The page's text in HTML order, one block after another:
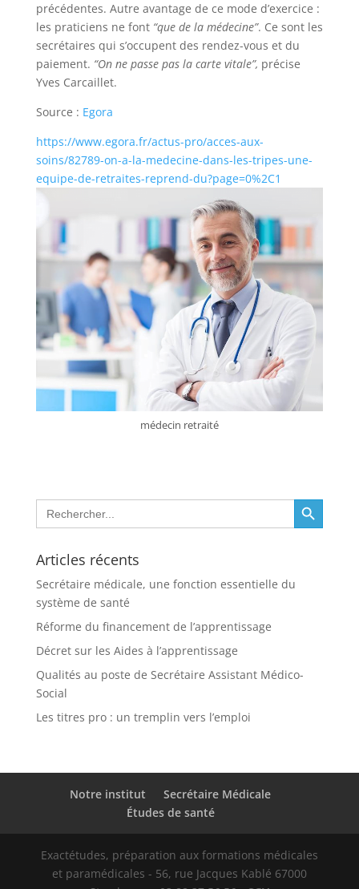
précédentes. Autre avantage de ce mode d’exercice :
les praticiens ne font “que de la médecine”. Ce sont les
secrétaires qui s’occupent des rendez-vous et du
paiement. “On ne passe pas la carte vitale”, précise
Yves Carcaillet.
Source : Egora
https://www.egora.fr/actus-pro/acces-aux-
soins/82789-on-a-la-medecine-dans-les-tripes-une-
equipe-de-retraites-reprend-du?page=0%2C1
médecin retraité
Search
for:
Search Button
Articles récents
Secrétaire médicale, une fonction essentielle du
système de santé
Réforme du financement de l’apprentissage
Décret sur les Aides à l’apprentissage
Qualités au poste de Secrétaire Assistant Médico-
Social
Les titres pro : un tremplin vers l’emploi
Notre institut
Secrétaire Médicale
Études de santé
Exactétudes, préparation aux formations médicales
et paramédicales - 56, rue Jacques Kablé 67000